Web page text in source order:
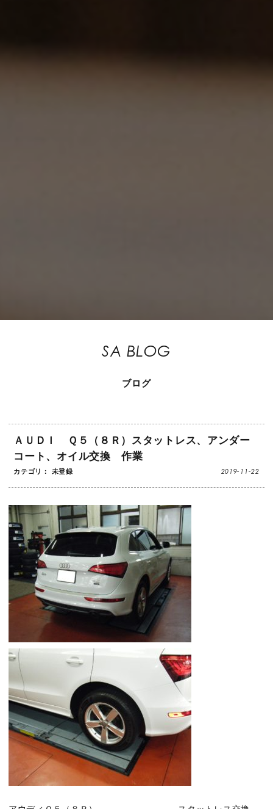
SA BLOG
ブログ
ＡＵＤＩ Ｑ５（８Ｒ）スタットレス、アンダー
コート、オイル交換 作業
カテゴリ： 未登録 2019-11-22